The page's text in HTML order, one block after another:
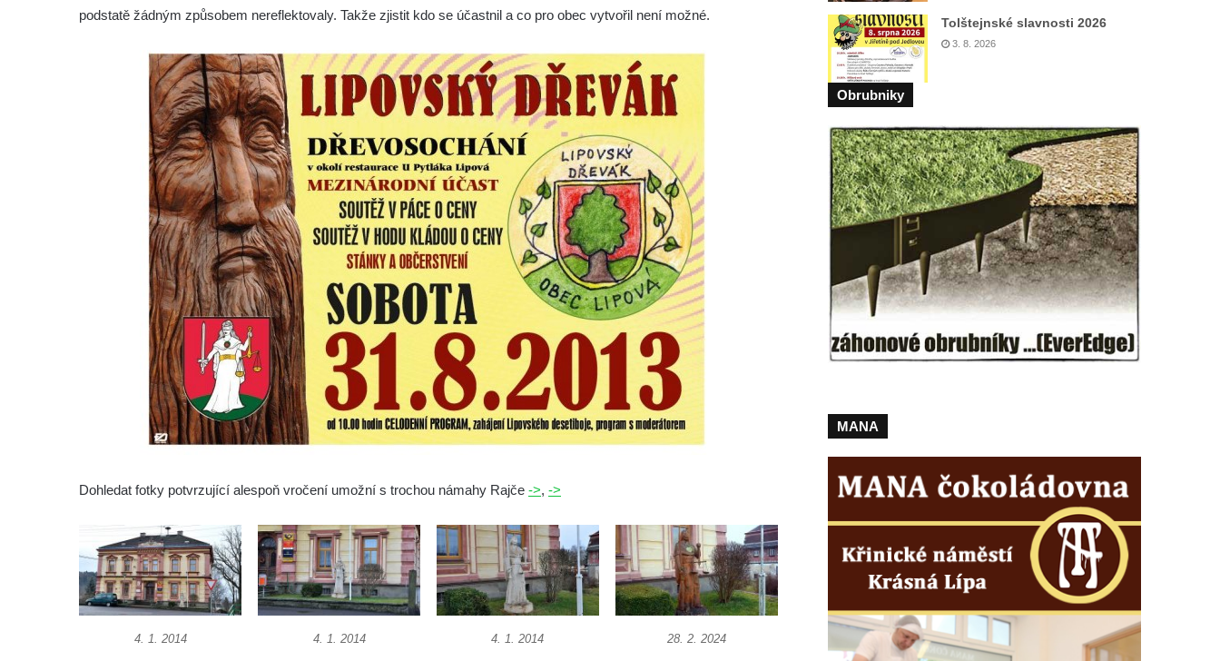
Socha Vydry si hrají v ZOO Hluboká
Socha Přátelství v ZOO Hluboká
Socha Matka příroda v ZOO Hluboká
Socha Lišky v ZOO Hluboká
Socha Kudlanka v ZOO Hluboká
Socha Vlčice s mládětem v ZOO Hluboká
Socha Rys číhající na srnu v ZOO Hluboká
Socha Orlice v ZOO Hluboká
Socha Tygr v ZOO Hluboká
Socha Želva v ZOO Hluboká
Socha Kozorožec horský v ZOO Hluboká
Socha Včela v ZOO Hluboká
Socha Housenka v ZOO Hluboká
Socha Nosorožík v ZOO Hluboká
Socha Beruška v ZOO Hluboká
Socha Volavka v ZOO Hluboká
Flamingo trůn v ZOO Hluboká
Lavička Kůň Převalského v ZOO Hluboká
podstatě žádným způsobem nereflektovaly. Takže zjistit kdo se účastnil a co pro obec vytvořil není možné.
Dohledat fotky potvrzující alespoň vročení umožní s trochou námahy Rajče ->, ->
4. 1. 2014 4. 1. 2014 4. 1. 2014 28. 2. 2024
Tolštejnské slavnosti 2026
3. 8. 2026
Obrubniky
MANA